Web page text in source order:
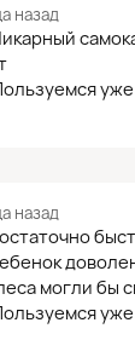
назад
уже
назад
могли бы